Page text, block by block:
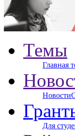
Темы
Главная
Новости
Для